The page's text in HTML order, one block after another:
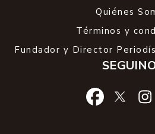
Quiénes
Términos y
Fundador y Director